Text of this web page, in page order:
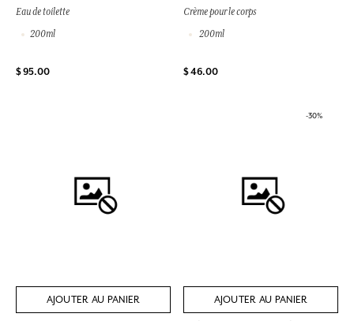
Eau de toilette
200ml
$ 95.00
Crème pour le corps
200ml
$ 46.00
AJOUTER AU PANIER
-30%
AJOUTER AU PANIER